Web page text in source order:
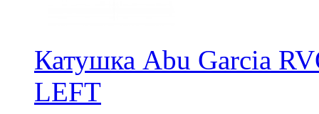
Катушка Abu Garcia
LEFT